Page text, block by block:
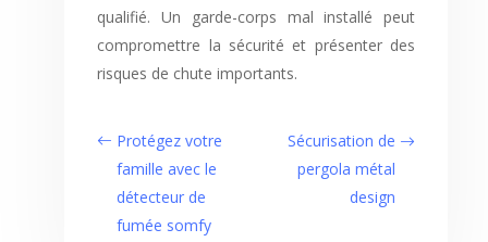
qualifié. Un garde-corps mal installé peut
compromettre la sécurité et présenter des
risques de chute importants.
Protégez votre
famille avec le
détecteur de
fumée somfy
Sécurisation de
pergola métal
design